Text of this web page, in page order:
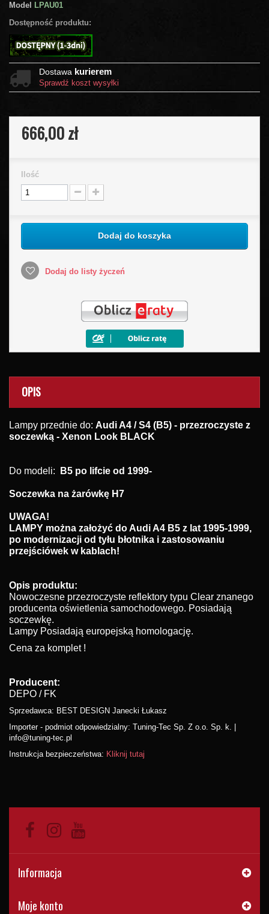
Model
LPAU01
Dostępność produktu:
Dostawa kurierem
Sprawdź koszt wysyłki
666,00 zł
Ilość
Dodaj do koszyka
Dodaj do listy życzeń
OPIS
Lampy przednie do: Audi A4 / S4 (B5) - przezroczyste z
soczewką - Xenon Look BLACK
Do modeli: B5 po lifcie od 1999-
Soczewka na żarówkę H7
UWAGA!
LAMPY można założyć do Audi A4 B5 z lat 1995-1999,
po modernizacji od tyłu błotnika i zastosowaniu
przejściówek w kablach!
Opis produktu:
Nowoczesne przezroczyste reflektory typu Clear znanego
producenta oświetlenia samochodowego. Posiadają
soczewkę.
Lampy Posiadają europejską homologację.
Cena za komplet !
Producent:
DEPO / FK
Sprzedawca: BEST DESIGN Janecki Łukasz
Importer - podmiot odpowiedzialny: Tuning-Tec Sp. Z o.o. Sp. k. |
info@tuning-tec.pl
Instrukcja bezpieczeństwa: Kliknij tutaj
Informacja
Moje konto